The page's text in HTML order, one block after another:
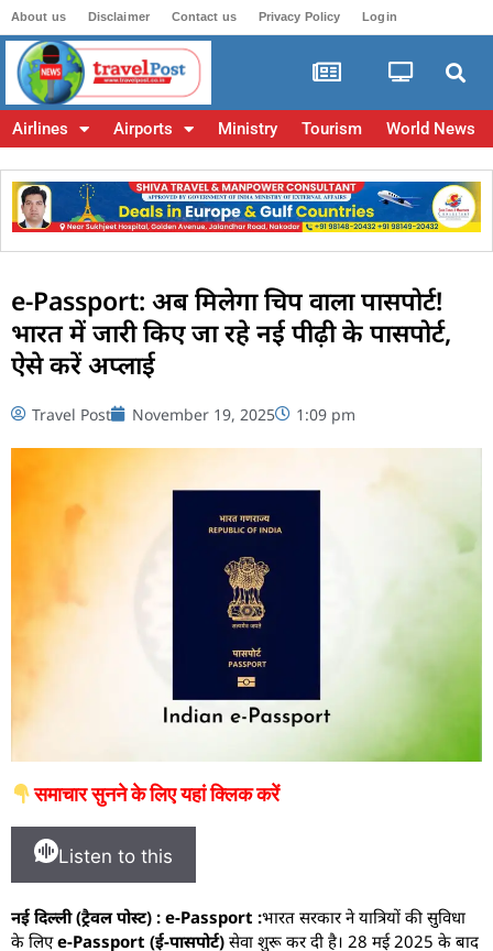
About us Disclaimer Contact us Privacy Policy Login
Airlines Airports Ministry Tourism World News
e-Passport: अब मिलेगा चिप वाला पासपोर्ट!
भारत में जारी किए जा रहे नई पीढ़ी के पासपोर्ट,
ऐसे करें अप्लाई
Travel Post November 19, 2025 1:09 pm
समाचार सुनने के लिए यहां क्लिक करें
Listen to this
नई दिल्ली (ट्रैवल पोस्ट) : e-Passport :भारत सरकार ने यात्रियों की सुविधा
के लिएe-Passport (ई-पासपोर्ट) सेवा शुरू कर दी है। 28 मई 2025 के बाद